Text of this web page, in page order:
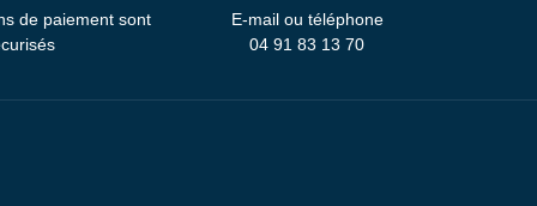
de paiement sont
E-mail ou téléphone
04 91 83 13 70